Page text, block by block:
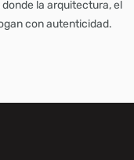
la arquitectura, el
con autenticidad.